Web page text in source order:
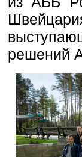
решений